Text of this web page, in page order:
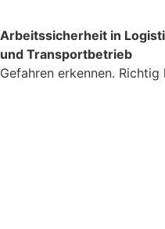
Arbeitssicherheit in
und Transportbetrieb
Gefahren erkennen.